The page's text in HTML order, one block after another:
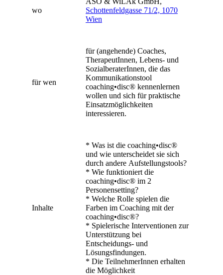
wo
Schottenfeldgasse 71/2, 1070
Wien
für wen
für (angehende) Coaches,
TherapeutInnen, Lebens- und
SozialberaterInnen, die das
Kommunikationstool
coaching•disc® kennenlernen
wollen und sich für praktische
Einsatzmöglichkeiten
interessieren.
Inhalte
* Was ist die coaching•disc®
und wie unterscheidet sie sich
durch andere Aufstellungstools?
* Wie funktioniert die
coaching•disc® im 2
Personensetting?
* Welche Rolle spielen die
Farben im Coaching mit der
coaching•disc®?
* Spielerische Interventionen zur
Unterstützung bei
Entscheidungs- und
Lösungsfindungen.
* Die TeilnehmerInnen erhalten
die Möglichkeit